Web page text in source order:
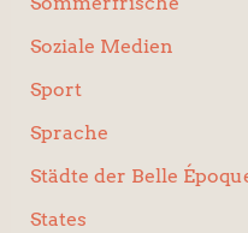
Soziale Medien
Sport
Sprache
Städte der Belle
States